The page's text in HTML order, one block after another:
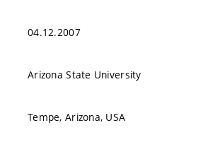
04.12.2007
Arizona State University
Tempe, Arizona, USA